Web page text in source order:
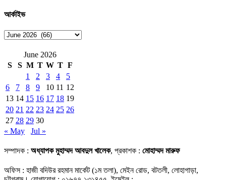
আর্কাইভ
আর্কাইভ
June 2026
S
S M T W T F
1
2 3 4
5
6
7 8 9 10 11 12
13 14 15 16 17 18 19
20 21 22 23 24 25 26
27 28 29 30
« May
Jul »
সম্পাদক : অধ্যাপক মুহাম্মদ আবদুল খালেক, প্রকাশক : মোহাম্মদ মারুফ
অফিস : হাজী বদিউর রহমান মার্কেট (১ম তলা), মেইন রোড, বটতলী, লোহাগাড়া,